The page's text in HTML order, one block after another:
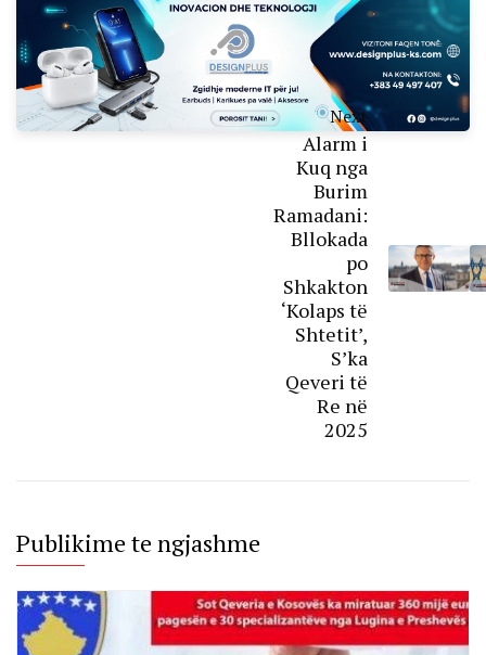
Next
Alarm i
Kuq nga
Burim
Ramadani:
Bllokada
po
Shkakton
‘Kolaps të
Shtetit’,
S’ka
Qeveri të
Re në
2025
Publikime te ngjashme